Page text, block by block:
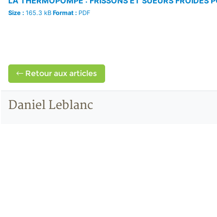
Size : 165.3 kB Format : PDF
Retour aux articles
Daniel Leblanc